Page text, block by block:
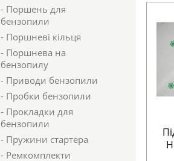
- Поршень для
бензопили
- Поршневі кільця
- Поршнева на
бензопилу
- Приводи бензопили
- Пробки бензопили
- Прокладки для
бензопили
- Пружини стартера
- Ремкомплекти